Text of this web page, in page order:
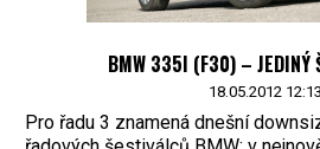
BMW 335I (F30) – JEDINÝ
18.05.2012 12:13
Pro řadu 3 znamená dnešní